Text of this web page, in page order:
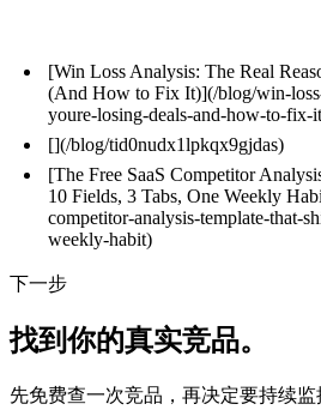
[Win Loss Analysis: The Real
(And How to Fix It)](/blog/win-
youre-losing-deals-and-how-to-fix-
[](/blog/tid0nudx1lpkqx9gjdas)
[The Free SaaS Competitor
10 Fields, 3 Tabs, One Weekly
competitor-analysis-template-that-
weekly-habit)
下一步
找到你的真实竞品。
先免费查一次竞品，再决定要持续监